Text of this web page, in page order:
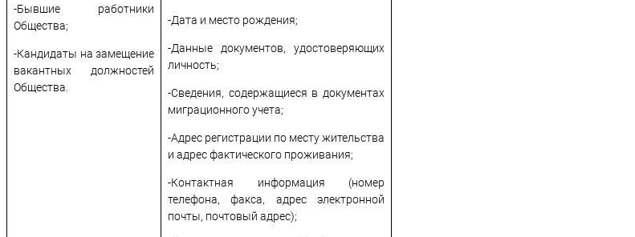
-Бывшие работники
Общества;
-Кандидаты на замещение
вакантных должностей
Общества.
-Дата и место рождения;
-Данные документов, удостоверяющих
личность;
-Сведения, содержащиеся в документах
миграционного учета;
-Адрес регистрации по месту жительства
и адрес фактического проживания;
-Контактная информация (номер
телефона, факса, адрес электронной
почты, почтовый адрес);